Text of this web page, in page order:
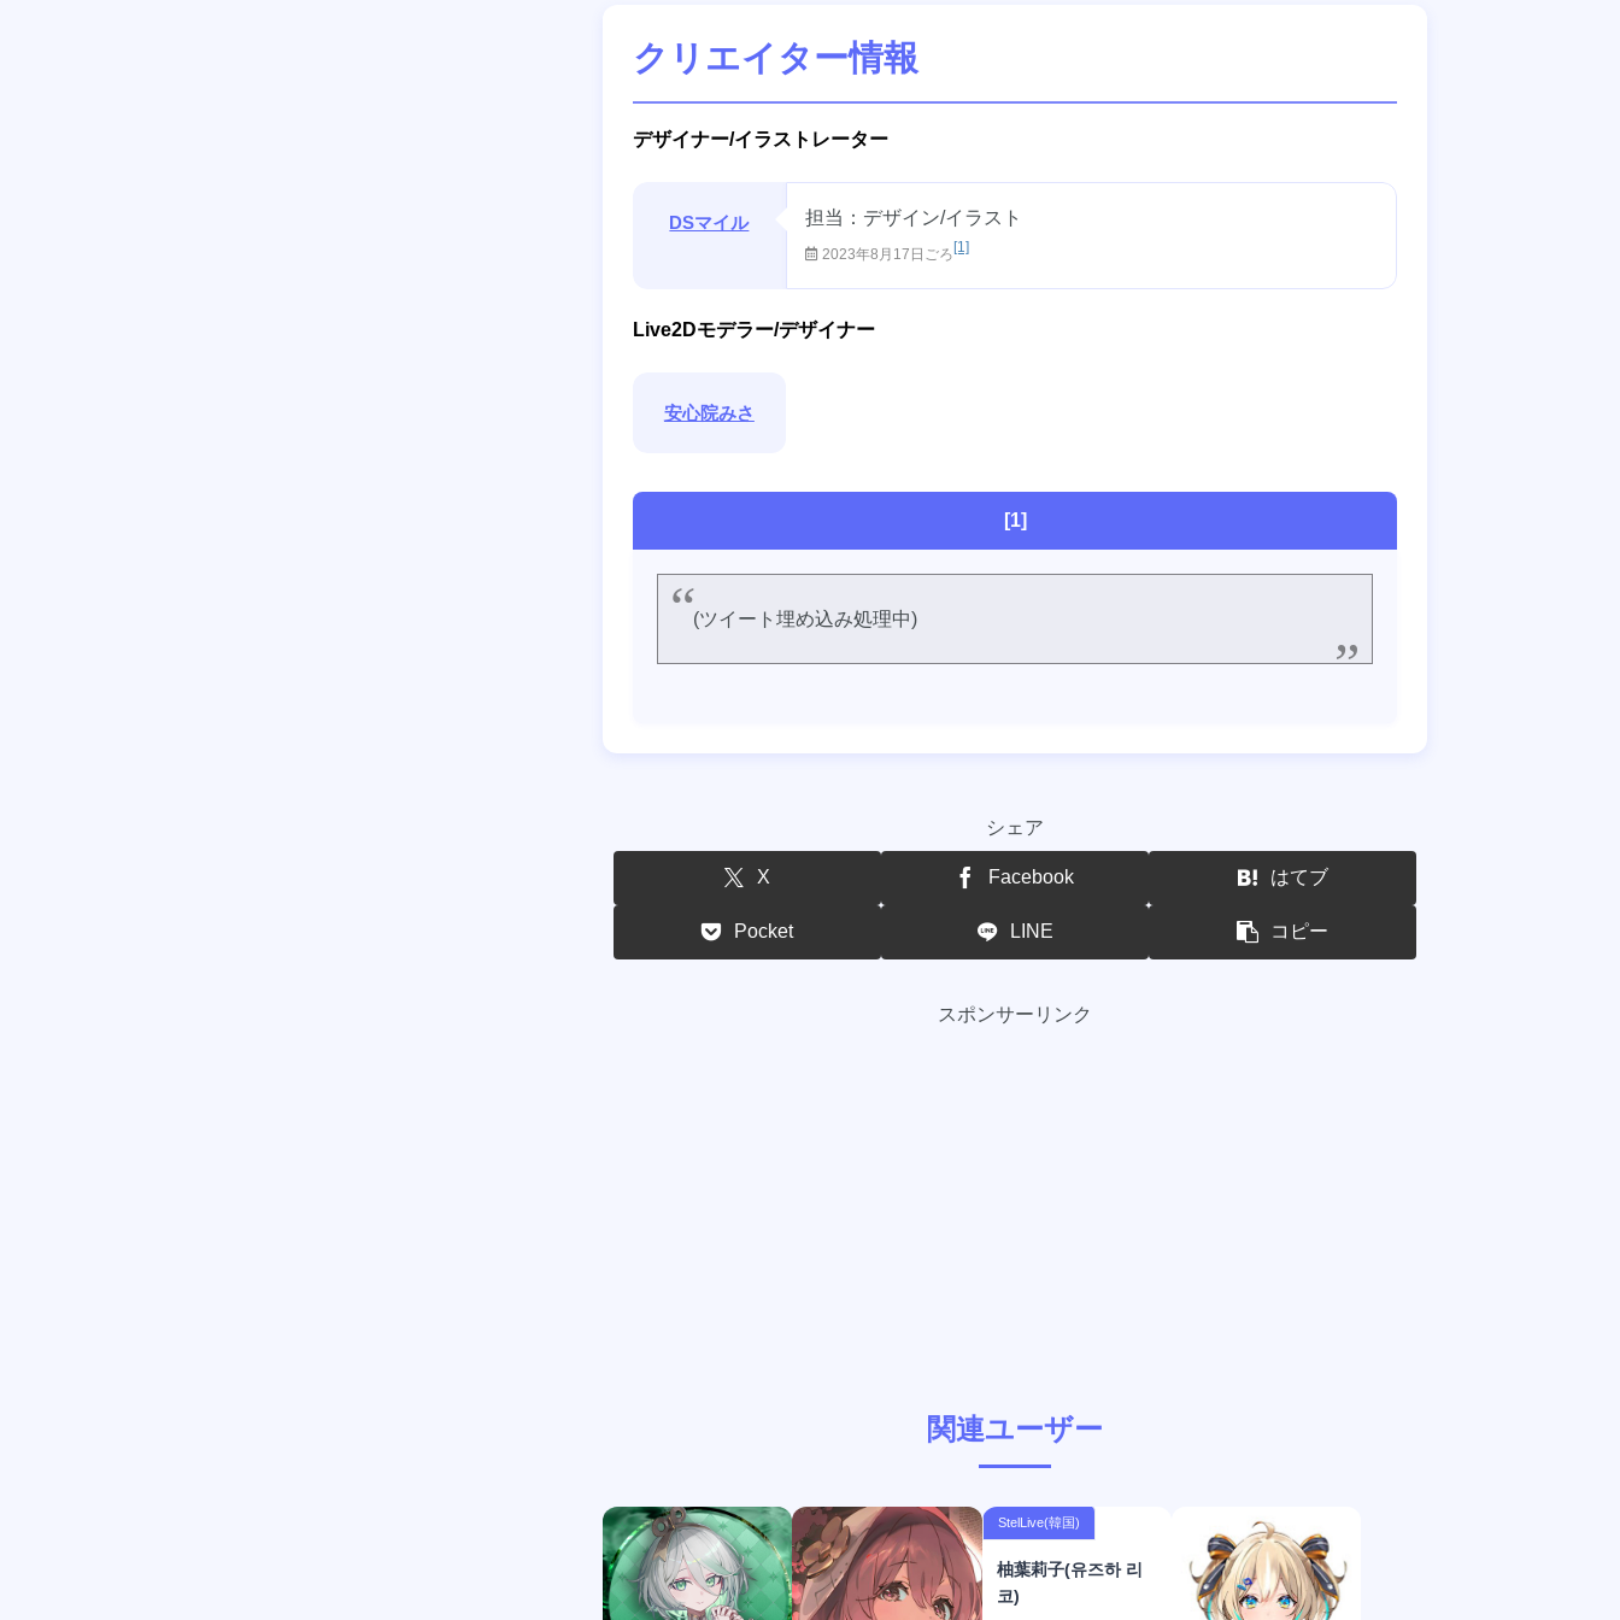
クリエイター情報
デザイナー/イラストレーター
DSマイル 担当：デザイン/イラスト
2023年8月17日ごろ [1]
Live2Dモデラー/デザイナー
安心院みさ
[1]
(ツイート埋め込み処理中)
シェア
X Facebook はてブ
Pocket LINE コピー
スポンサーリンク
関連ユーザー
StelLive(韓国)
柚葉莉子(유즈하 리
코)